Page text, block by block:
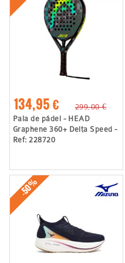
134,95 €
299,00 €
Pala de pádel - HEAD
Graphene 360+ Delta Speed -
Ref: 228720
-50%